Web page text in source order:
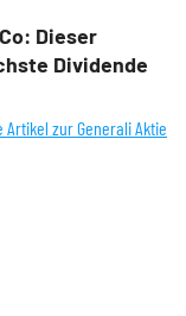
Dieser
Dividende
Artikel zur Generali Aktie